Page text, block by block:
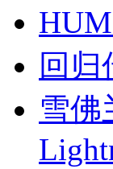
回归
雪佛